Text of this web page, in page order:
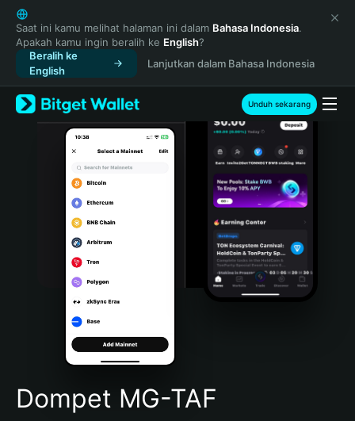
English
日本語
Tiếng Việt
Русский
Español (Latinoamérica)
Türkçe
Italiano
Português (Portugal)
Bahasa Indonesia
Português (Brasil)
Español (Argentina)
Saat ini kamu melihat halaman ini dalam Bahasa Indonesia.
Apakah kamu ingin beralih ke English?
Beralih ke
English
Lanjutkan dalam Bahasa Indonesia
Unduh sekarang
Dompet MG-TAF